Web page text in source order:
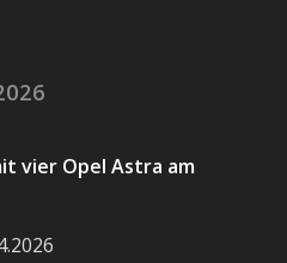
vier Opel Astra am